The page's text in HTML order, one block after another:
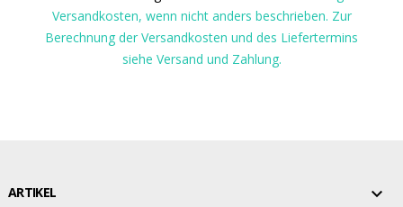
Versandkosten, wenn nicht anders beschrieben. Zur
Berechnung der Versandkosten und des Liefertermins
siehe Versand und Zahlung.
ARTIKEL 